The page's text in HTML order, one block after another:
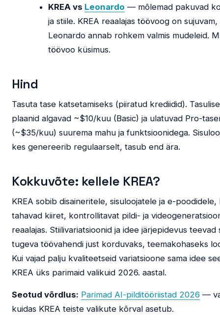
KREA vs Leonardo — mõlemad pakuvad
ja stiile. KREA reaalajas töövoog on sujuvam,
Leonardo annab rohkem valmis mudeleid.
töövoo küsimus.
Hind
Tasuta tase katsetamiseks (piiratud krediidid).
plaanid algavad ~$10/kuu (Basic) ja ulatuvad Pro-
(~$35/kuu) suurema mahu ja funktsioonidega.
kes genereerib regulaarselt, tasub end ära.
Kokkuvõte: kellele KREA?
KREA sobib disaineritele, sisuloojatele ja e-poodidele,
tahavad kiiret, kontrollitavat pildi- ja
reaalajas. Stiilivariatsioonid ja idee järjepidevus teevad
tugeva töövahendi just korduvaks, teemakohaseks
Kui vajad palju kvaliteetseid variatsioone sama idee
KREA üks parimaid valikuid 2026. aastal.
Seotud võrdlus: Parimad AI-pilditööriistad 2026 —
kuidas KREA teiste valikute kõrval asetub.